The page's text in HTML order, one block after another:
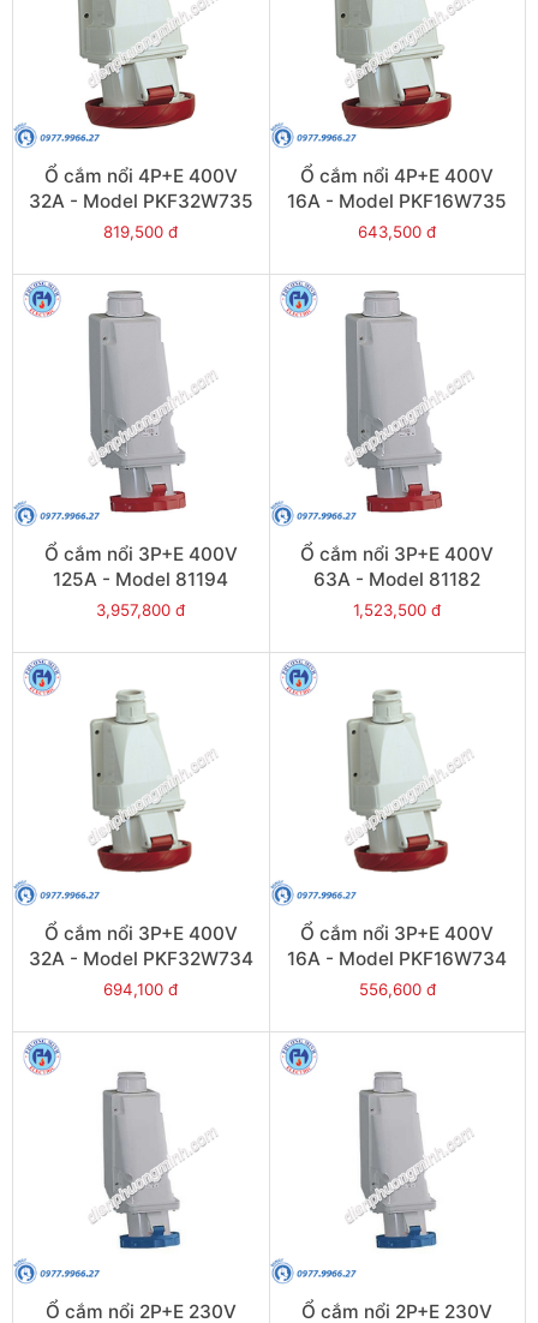
Ổ cắm nổi 4P+E 400V
32A - Model PKF32W735
819,500 đ
Ổ cắm nổi 4P+E 400V
16A - Model PKF16W735
643,500 đ
Ổ cắm nổi 3P+E 400V
125A - Model 81194
3,957,800 đ
Ổ cắm nổi 3P+E 400V
63A - Model 81182
1,523,500 đ
Ổ cắm nổi 3P+E 400V
32A - Model PKF32W734
694,100 đ
Ổ cắm nổi 3P+E 400V
16A - Model PKF16W734
556,600 đ
Ổ cắm nổi 2P+E 230V Ổ cắm nổi 2P+E 230V